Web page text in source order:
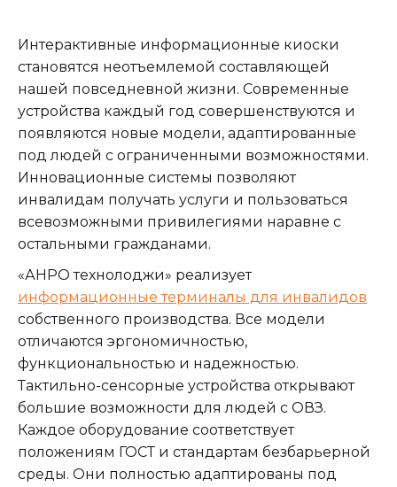
Интерактивные информационные киоски
становятся неотъемлемой составляющей
нашей повседневной жизни. Современные
устройства каждый год совершенствуются и
появляются новые модели, адаптированные
под людей с ограниченными возможностями.
Инновационные системы позволяют
инвалидам получать услуги и пользоваться
всевозможными привилегиями наравне с
остальными гражданами.
«АНРО технолоджи» реализует
информационные терминалы для инвалидов
собственного производства. Все модели
отличаются эргономичностью,
функциональностью и надежностью.
Тактильно-сенсорные устройства открывают
большие возможности для людей с ОВЗ.
Каждое оборудование соответствует
положениям ГОСТ и стандартам безбарьерной
среды. Они полностью адаптированы под